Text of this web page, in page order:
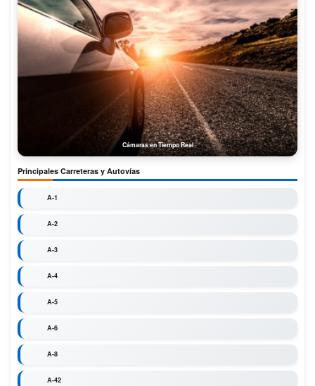
Cámaras en Tiempo Real
Principales Carreteras y Autovías
A-1
A-2
A-3
A-4
A-5
A-6
A-8
A-42